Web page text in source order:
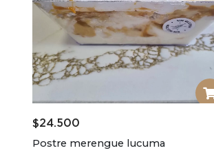
$24.500
Postre merengue lucuma